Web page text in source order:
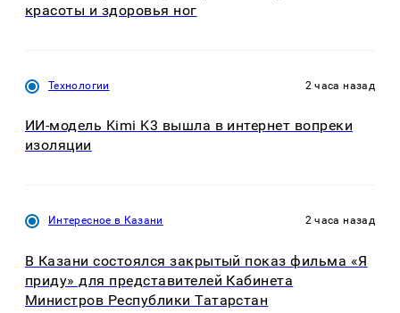
красоты и здоровья ног
Технологии 2 часа назад
ИИ-модель Kimi K3 вышла в интернет вопреки
изоляции
Интересное в Казани 2 часа назад
В Казани состоялся закрытый показ фильма «Я
приду» для представителей Кабинета
Министров Республики Татарстан